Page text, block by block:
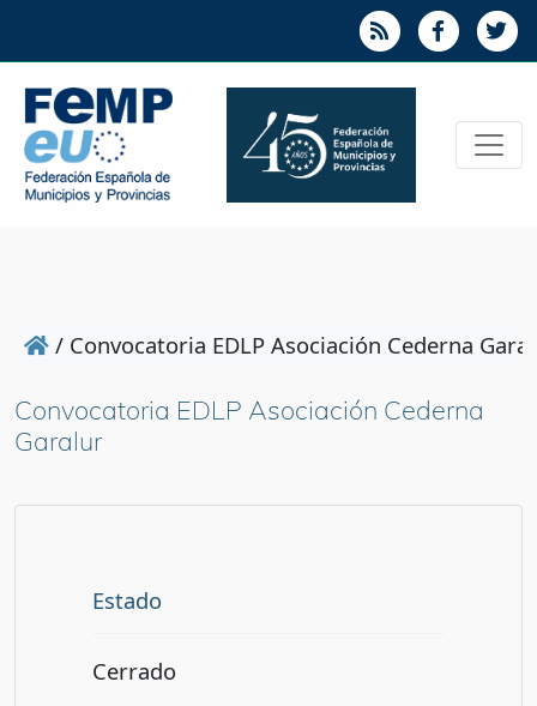
/ Convocatoria EDLP Asociación Cederna
Convocatoria EDLP Asociación Cederna
Garalur
Estado
Cerrado